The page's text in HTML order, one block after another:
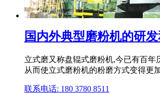
国内外典型磨粉机的研
立式磨又称盘辊式磨粉机,今已有百
从而使立式磨粉机的粉磨方式变得更
联系电话: 180 3780 8511